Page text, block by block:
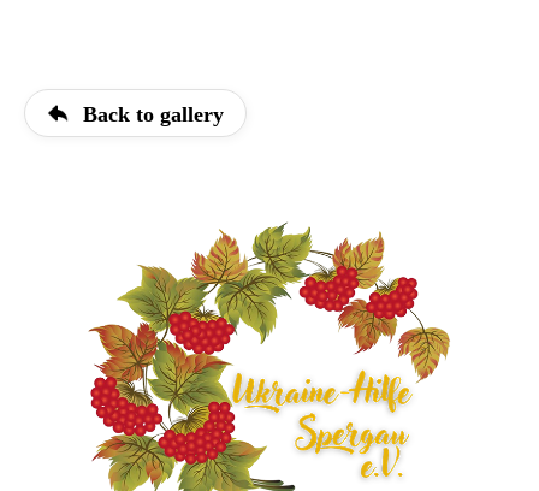
Back to gallery